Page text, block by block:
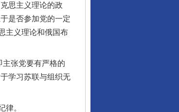
思主义理论的政
是否参加党的一定
主义理论和俄国布
张党要有严格的
学习苏联与组织无
。